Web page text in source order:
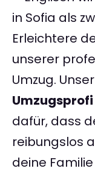
in Sofia als
Erleichtere
unserer
Umzug.
Umzugsprofi
dafür, dass
reibungslos
deine